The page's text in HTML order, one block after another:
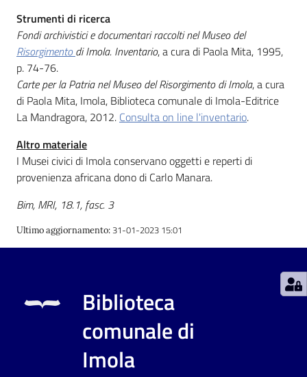
Seguici
su
Catalogo
on line
Chiedi al
Strumenti di ricerca
Fondi archivistici e documentari raccolti nel Museo del
Risorgimentodi Imola. Inventario, a cura di Paola Mita, 1995,
p. 74-76.
Carte per la Patria nel Museo del Risorgimento di Imola, a cura
di Paola Mita, Imola, Biblioteca comunale di Imola-Editrice
La Mandragora, 2012. Consulta on line l'inventario.
Altro materiale
I Musei civici di Imola conservano oggetti e reperti di
provenienza africana dono di Carlo Manara.
Bim, MRI, 18.1, fasc. 3
Ultimo aggiornamento: 31-01-2023 15:01
Biblioteca
comunale di
Imola